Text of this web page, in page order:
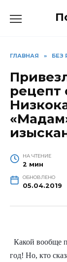
ГЛАВНАЯ » БЕЗ
рецепт
НА ЧТЕНИЕ
2 мин
ОБНОВЛЕНО
05.04.2019
Какой вообще
год! Но, кто